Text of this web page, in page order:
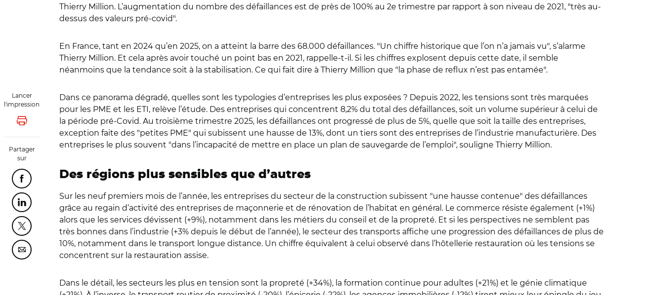
Lancer
l'impression
Lancer l'impression
Partager
sur
Partager cette page sur Facebook
Partager cette page sur Linkedin
Partager cette page sur Twitter
Partager cette page sur Courriel
Thierry Million. L’augmentation du nombre des défaillances est de près de 100% au 2e trimestre par rapport à son niveau de 2021, "très au-
dessus des valeurs pré-covid".
En France, tant en 2024 qu’en 2025, on a atteint la barre des 68.000 défaillances. "Un chiffre historique que l’on n’a jamais vu", s’alarme
Thierry Million. Et cela après avoir touché un point bas en 2021, rappelle-t-il. Si les chiffres explosent depuis cette date, il semble
néanmoins que la tendance soit à la stabilisation. Ce qui fait dire à Thierry Million que "la phase de reflux n’est pas entamée".
Dans ce panorama dégradé, quelles sont les typologies d’entreprises les plus exposées ? Depuis 2022, les tensions sont très marquées
pour les PME et les ETI, relève l’étude. Des entreprises qui concentrent 8,2% du total des défaillances, soit un volume supérieur à celui de
la période pré-Covid. Au troisième trimestre 2025, les défaillances ont progressé de plus de 5%, quelle que soit la taille des entreprises,
exception faite des "petites PME" qui subissent une hausse de 13%, dont un tiers sont des entreprises de l’industrie manufacturière. Des
entreprises le plus souvent "dans l’incapacité de mettre en place un plan de sauvegarde de l’emploi", souligne Thierry Million.
Des régions plus sensibles que d’autres
Sur les neuf premiers mois de l’année, les entreprises du secteur de la construction subissent "une hausse contenue" des défaillances
grâce au regain d’activité des entreprises de maçonnerie et de rénovation de l’habitat en général. Le commerce résiste également (+1%)
alors que les services dévissent (+9%), notamment dans les métiers du conseil et de la propreté. Et si les perspectives ne semblent pas
très bonnes dans l’industrie (+3% depuis le début de l’année), le secteur des transports affiche une progression des défaillances de plus de
10%, notamment dans le transport longue distance. Un chiffre équivalent à celui observé dans l’hôtellerie restauration où les tensions se
concentrent sur la restauration assise.
Dans le détail, les secteurs les plus en tension sont la propreté (+34%), la formation continue pour adultes (+21%) et le génie climatique